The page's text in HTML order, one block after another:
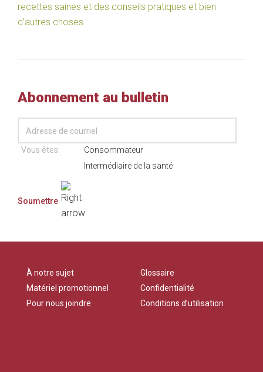
recettes saines et des conseils pratiques et bien
d’autres choses.
Abonnement au bulletin
Vous êtes:
Consommateur
Intermédiaire de la santé
À notre sujet
Matériel promotionnel
Pour nous joindre
Glossaire
Confidentialité
Conditions d’utilisation